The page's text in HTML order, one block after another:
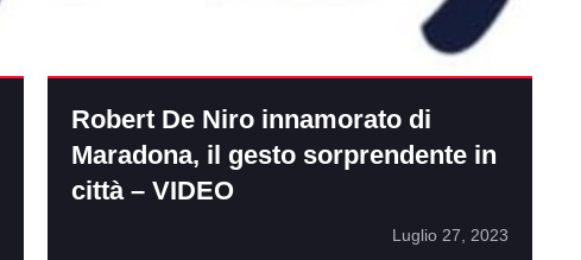
Robert De Niro innamorato di
Maradona, il gesto sorprendente in
città – VIDEO
Luglio 27, 2023